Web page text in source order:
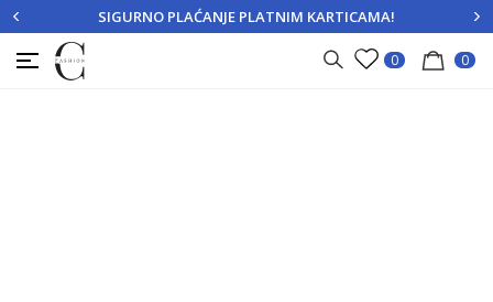
PRIJAVITE SE REGISTRUJTE SE
SIGURNO PLAĆANJE PLATNIM KARTICAMA!
0 0